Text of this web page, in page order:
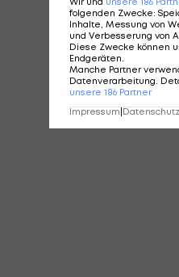
folgenden Zwecke:
Inhalte, Messung von
und Verbesserung von
Diese Zwecke können
Endgeräten
Manche Partner
Datenverarbeitung.
unsere 186 Partner
Impressum|